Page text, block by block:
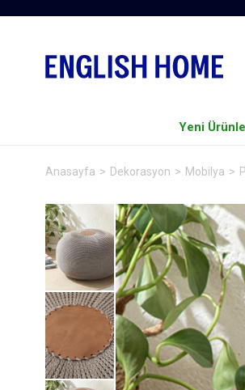
Yeni
Anasayfa Dekorasyon Mobilya